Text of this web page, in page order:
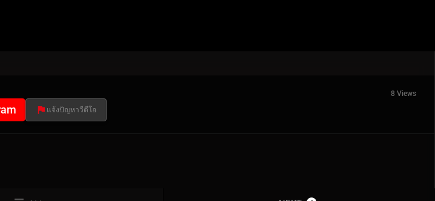
8 Views
แจ้งปัญหาวีดีโอ